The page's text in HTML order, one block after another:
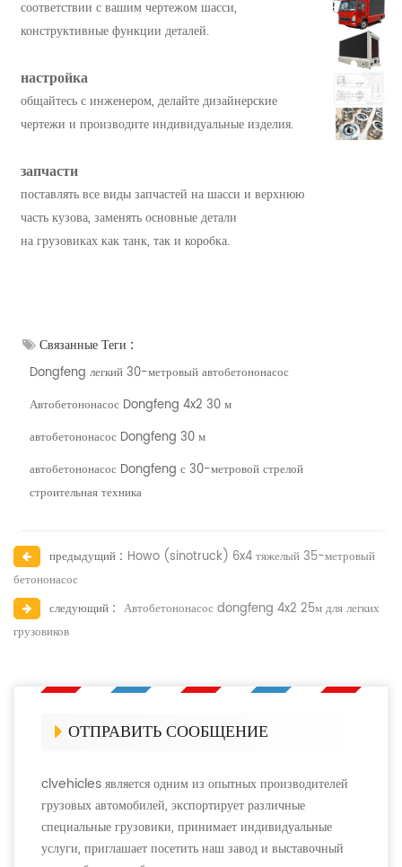
соответствии с вашим чертежом шасси,
конструктивные функции деталей.
настройка
общайтесь с инженером, делайте дизайнерские
чертежи и производите индивидуальные изделия.
запчасти
поставлять все виды запчастей на шасси и верхнюю
часть кузова, заменять основные детали
на грузовиках как танк, так и коробка.
Связанные Теги :
Dongfeng легкий 30-метровый автобетононасос
Автобетононасос Dongfeng 4x2 30 м
автобетононасос Dongfeng 30 м
автобетононасос Dongfeng с 30-метровой стрелой
строительная техника
предыдущий : Howo (sinotruck) 6x4 тяжелый 35-метровый
бетононасос
следующий : Автобетононасос dongfeng 4x2 25м для легких
грузовиков
ОТПРАВИТЬ СООБЩЕНИЕ
clvehicles является одним из опытных производителей
грузовых автомобилей, экспортирует различные
специальные грузовики, принимает индивидуальные
услуги, приглашает посетить наш завод и выставочный